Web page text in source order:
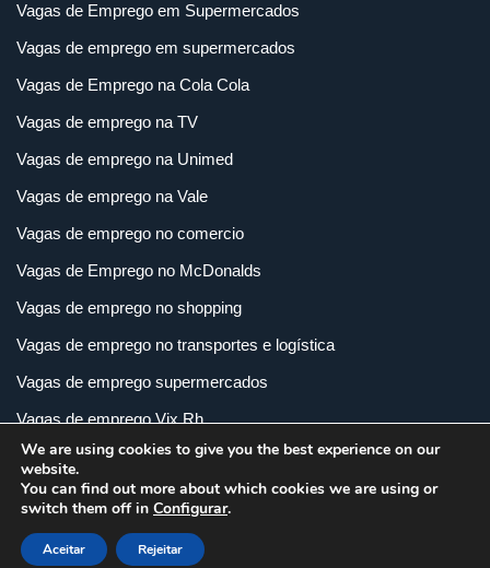
Vagas de Emprego em Supermercados
Vagas de emprego em supermercados
Vagas de Emprego na Cola Cola
Vagas de emprego na TV
Vagas de emprego na Unimed
Vagas de emprego na Vale
Vagas de emprego no comercio
Vagas de Emprego no McDonalds
Vagas de emprego no shopping
Vagas de emprego no transportes e logística
Vagas de emprego supermercados
Vagas de emprego Vix Rh
Vagas de empregos em imobiliária
Vagas de empregos em loja
Vagas de empregos na indústria
We are using cookies to give you the best experience on our
website.
You can find out more about which cookies we are using or
switch them off in Configurar.
Aceitar Rejeitar